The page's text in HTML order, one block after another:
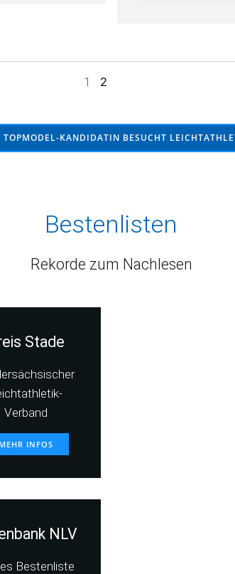
Page
1 Page
2
TOPMODEL-KANDIDATIN BESUCHT
Bestenlisten
Rekorde zum Nachlesen
Stade
Verband
MEHR INFOS
NLV
Bestenliste